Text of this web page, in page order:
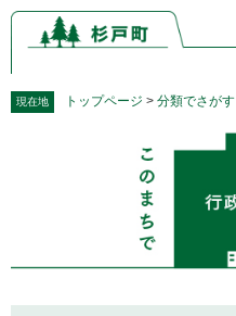
ペ
の
メ
ー
現在地 トップページ > 分類でさがす